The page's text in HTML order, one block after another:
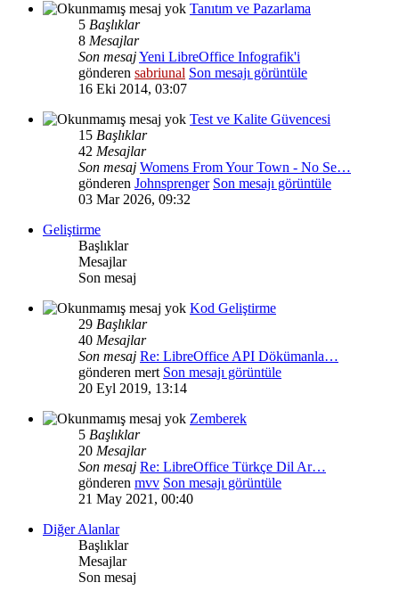
Tanıtım ve Pazarlama
5 Başlıklar
8 Mesajlar
Son mesajYeni LibreOffice Infografik'i
gönderen sabriunal Son mesajı görüntüle
16 Eki 2014, 03:07
Test ve Kalite Güvencesi
15 Başlıklar
42 Mesajlar
Son mesaj Womens From Your Town - No Se…
gönderen Johnsprenger Son mesajı görüntüle
03 Mar 2026, 09:32
Geliştirme
Başlıklar
Mesajlar
Son mesaj
Kod Geliştirme
29 Başlıklar
40 Mesajlar
Son mesaj Re: LibreOffice API Dökümanla…
gönderen mert Son mesajı görüntüle
20 Eyl 2019, 13:14
Zemberek
5 Başlıklar
20 Mesajlar
Son mesaj Re: LibreOffice Türkçe Dil Ar…
gönderen mvv Son mesajı görüntüle
21 May 2021, 00:40
Diğer Alanlar
Başlıklar
Mesajlar
Son mesaj